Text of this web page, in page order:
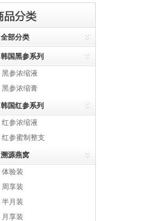
全部分类
韩国黑参系列
黑参浓缩液
黑参浓缩膏
韩国红参系列
红参浓缩液
红参蜜制整支
溯源燕窝
体验装
周享装
半月装
月享装